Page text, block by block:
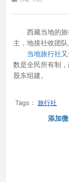
西藏当地的旅
主，地接社收团
当地旅行社
数是全民所有制
股东组建。
Tags： 旅行社
添加